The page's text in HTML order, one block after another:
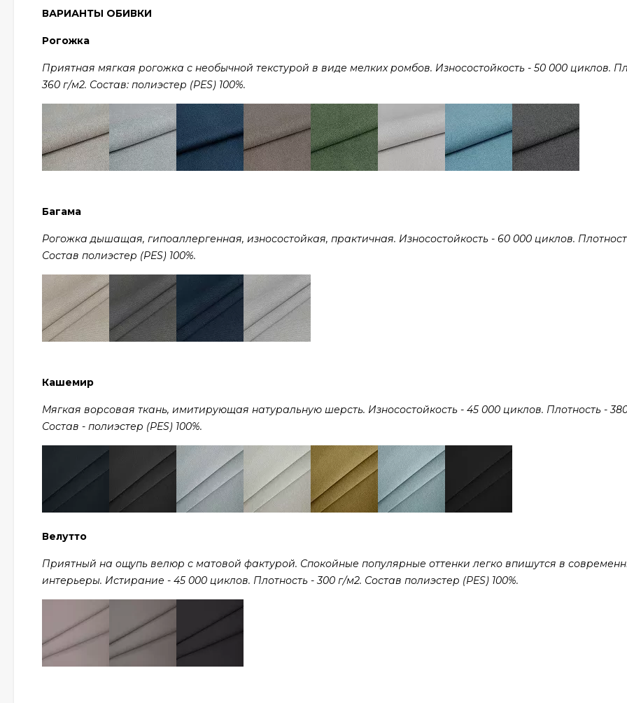
ВАРИАНТЫ ОБИВКИ
Рогожка
Приятная мягкая рогожка с необычной текстурой в виде мелких ромбов. Износостойкость - 50 000 циклов.
360 г/м2. Состав: полиэстер (PES) 100%.
Багама
Рогожка дышащая, гипоаллергенная, износостойкая, практичная. Износостойкость - 60 000 циклов.
Состав полиэстер (PES) 100%.
Кашемир
Мягкая ворсовая ткань, имитирующая натуральную шерсть. Износостойкость - 45 000 циклов. Плотность -
Состав - полиэстер (PES) 100%.
Велутто
Приятный на ощупь велюр с матовой фактурой. Спокойные популярные оттенки легко впишутся в
интерьеры. Истирание - 45 000 циклов. Плотность - 300 г/м2. Состав полиэстер (PES) 100%.